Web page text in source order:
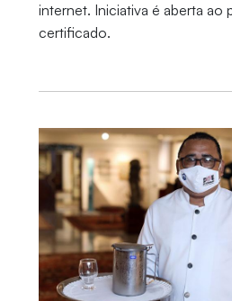
internet. Iniciativa é aberta ao
certificado.